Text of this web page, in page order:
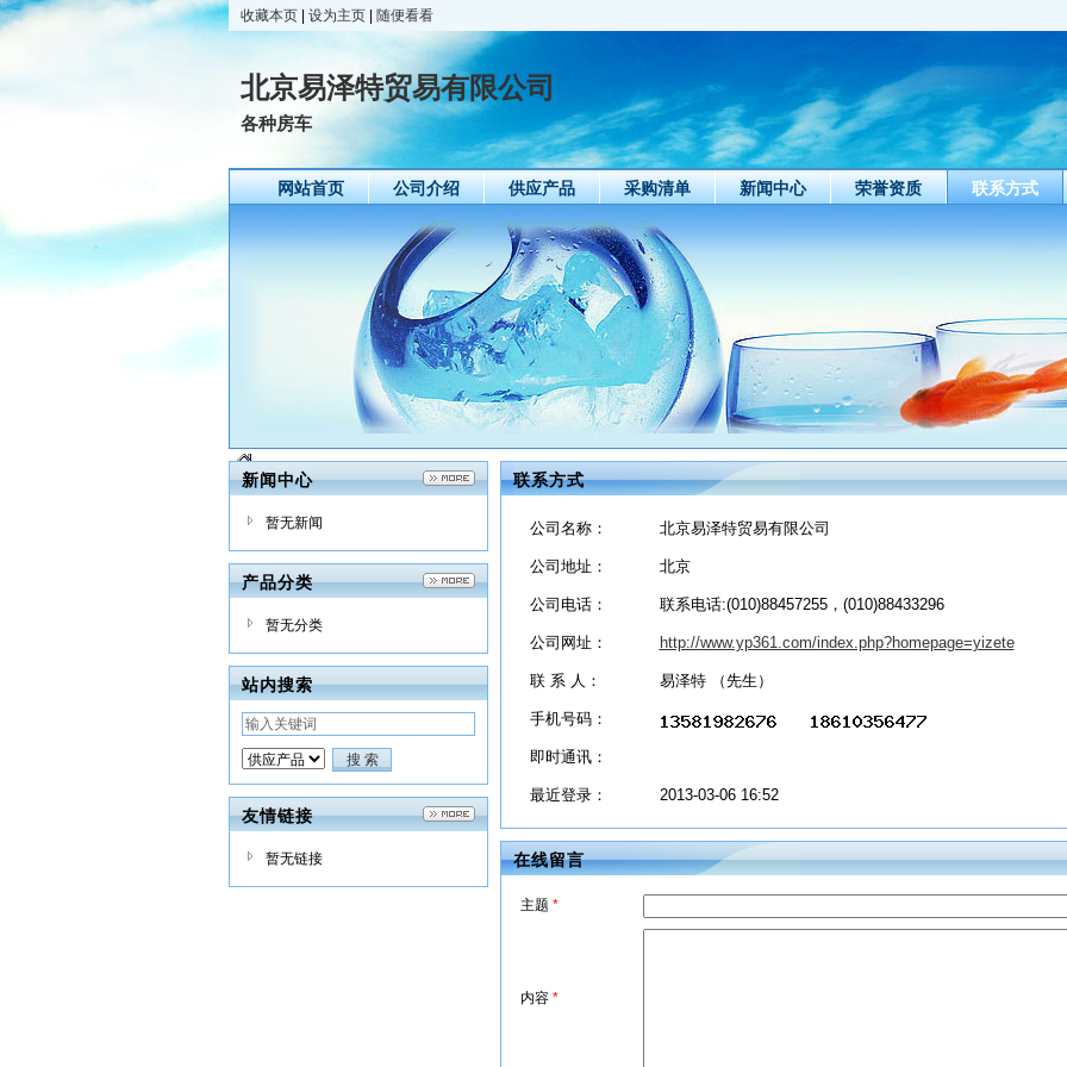
收藏本页 设为主页 随便看看
北京易泽特贸易有限公司
各种房车
网站首页 公司介绍 供应产品 采购清单 新闻中心 荣誉资质 联系方式
新闻中心
暂无新闻
产品分类
暂无分类
站内搜索
友情链接
暂无链接
联系方式
公司名称： 北京易泽特贸易有限公司
公司地址： 北京
公司电话： 联系电话:(010)88457255，(010)88433296
公司网址： http://www.yp361.com/index.php?homepage=yizete
联 系 人： 易泽特 （先生）
手机号码：
即时通讯：
最近登录： 2013-03-06 16:52
在线留言